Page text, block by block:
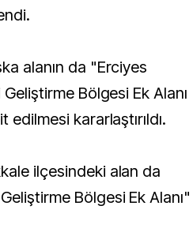
alanın da "Erciyes
Bölgesi Ek Alanı
kararlaştırıldı.
ilçesindeki alan da
Bölgesi Ek Alanı"